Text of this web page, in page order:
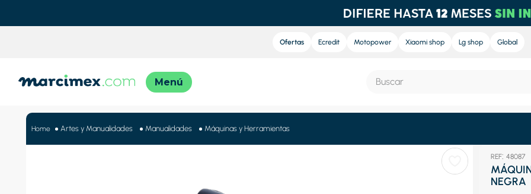
Ofertas Ecredit Motopower Xiaomi shop Lg shop Global
Artes y Manualidades Manualidades Máquinas y Herramientas
: 48087
NEGRA
1
motos
2.
moto